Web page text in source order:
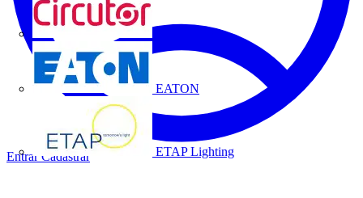
CIRCUTOR
EATON
ETAP Lighting
Entrar Cadastrar